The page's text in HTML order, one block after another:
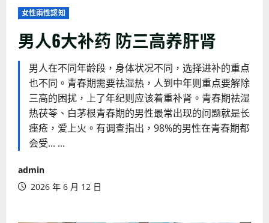
女性兩性認知
男人6大补药 防三高养肝肾
男人在不同年龄段，身体状况不同，选择进补的重点
也不同。青春期需要祛湿热，人到中年则重点要解除
三高的困扰，上了年纪则应该着重补肾。青春期祛湿
热茯苓、白茅根青春期的男性最常出现的问题就是长
痤疮，爱上火。有调查指出，98%的男性在青春期都
会受... ...
admin
2026 年 6 月 12 日